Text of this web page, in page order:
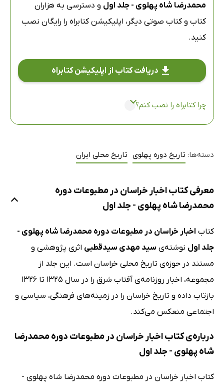
محمدرضا شاه پهلوی - جلد اول و دسترسی به هزاران
کتاب و کتاب صوتی دیگر، اپلیکیشن کتابراه را رایگان نصب
کنید.
دریافت کتاب از اپلیکیشن کتابراه
چرا کتابراه را نصب کنم؟
دسته‌ها: تاریخ دوره پهلوی تاریخ محلی ایران
معرفی کتاب اخبار خراسان در مطبوعات دوره
محمدرضا شاه پهلوی - جلد اول
کتاب اخبار خراسان در مطبوعات دوره محمدرضا شاه پهلوی -
جلد اول نوشته‌ی سید مهدی سیدقطبی اثری پژوهشی و
مستند در حوزه‌ی تاریخ محلی خراسان است. این جلد از
مجموعه، اخبار روزنامه‌ی آفتاب شرق را در سال 1325 تا 1326
بازتاب داده و تاریخ خراسان را در زمینه‌های فرهنگی، سیاسی و
اجتماعی منعکس می‌کند.
درباره‌ی کتاب اخبار خراسان در مطبوعات دوره محمدرضا
شاه پهلوی - جلد اول
کتاب اخبار خراسان در مطبوعات دوره محمدرضا شاه پهلوی -